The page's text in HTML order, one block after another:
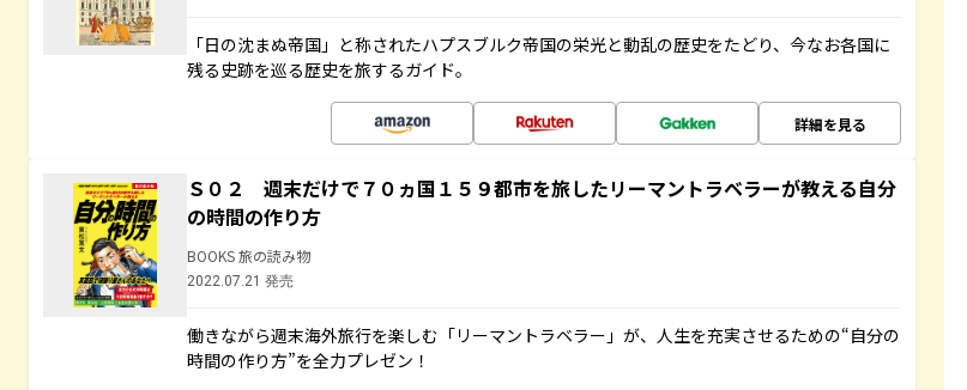
「日の沈まぬ帝国」と称されたハプスブルク帝国の栄光と動乱の歴史をたどり、今なお各国に
残る史跡を巡る歴史を旅するガイド。
詳細を見る
Ｓ０２ 週末だけで７０ヵ国１５９都市を旅したリーマントラベラーが教える自分
の時間の作り方
BOOKS 旅の読み物
2022.07.21 発売
働きながら週末海外旅行を楽しむ「リーマントラベラー」が、人生を充実させるための“自分の
時間の作り方”を全力プレゼン！